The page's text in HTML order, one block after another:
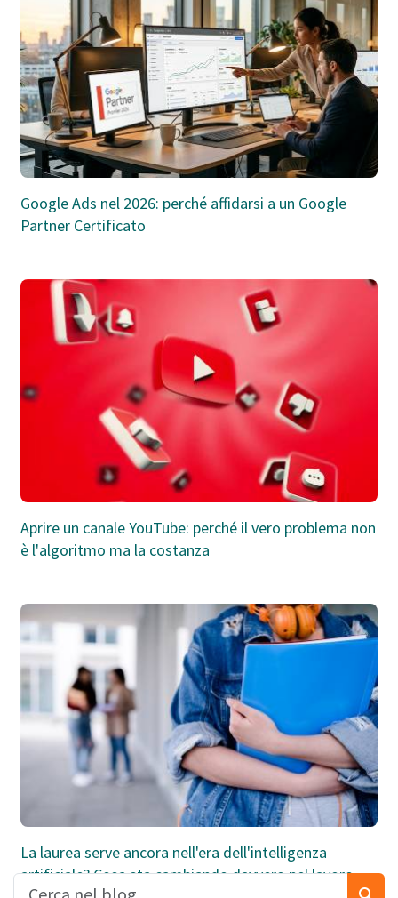
Google Ads nel 2026: perché affidarsi a un Google
Partner Certificato
Aprire un canale YouTube: perché il vero problema non
è l'algoritmo ma la costanza
La laurea serve ancora nell'era dell'intelligenza
artificiale? Cosa sta cambiando davvero nel lavoro